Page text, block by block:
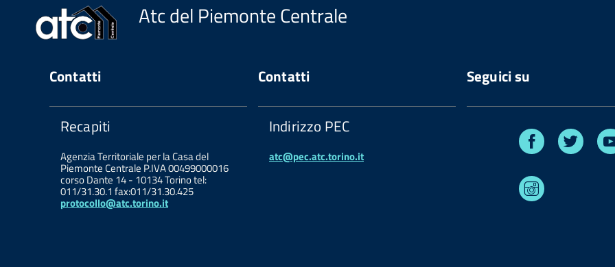
Atc del Piemonte Centrale
Contatti
Recapiti
Agenzia Territoriale per la Casa del
Piemonte Centrale P.IVA 00499000016
corso Dante 14 - 10134 Torino tel:
011/31.30.1 fax:011/31.30.425
protocollo@atc.torino.it
Contatti
Indirizzo PEC
atc@pec.atc.torino.it
Seguici su
Facebook